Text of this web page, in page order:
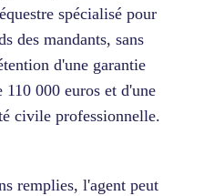
spécialisé pour
des mandants, sans
d'une garantie
000 euros et d'une
civile professionnelle.
remplies, l'agent peut